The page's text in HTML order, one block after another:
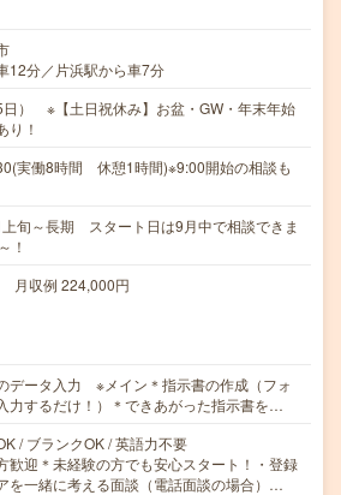
12分／片浜駅から車7分
日） ※【土日祝休み】お盆・GW・年末年始
り！
実働8時間 休憩1時間)※9:00開始の相談も
旬～長期 スタート日は9月中で相談できま
！
月収例 224,000円
データ入力 ※メイン＊指示書の作成（フォ
力するだけ！）＊できあがった指示書を…
/ ブランクOK / 英語力不要
歓迎＊未経験の方でも安心スタート！・登録
を一緒に考える面談（電話面談の場合）…